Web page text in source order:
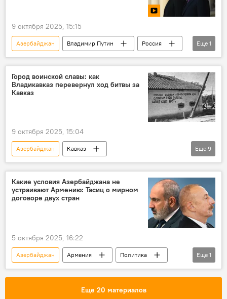
9 октября 2025, 15:15
Азербайджан Владимир Путин
Россия
Новости
Еще 1
Город воинской славы: как
Владикавказ перевернул ход битвы за
Кавказ
9 октября 2025, 15:04
Азербайджан
Кавказ
Великая Отечественная война
СССР
Владимир Путин
Владикавказ
Чечня
Северная Осетия
Новости
Еще 9
Какие условия Азербайджана не
устраивают Армению: Тасиц о мирном
договоре двух стран
5 октября 2025, 16:22
Азербайджан Армения
Политика
Мнение
Еще 1
Еще 20 материалов